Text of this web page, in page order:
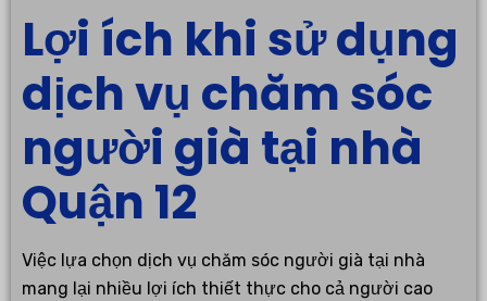
Lợi ích khi sử dụng
dịch vụ chăm sóc
người già tại nhà
Quận 12
Việc lựa chọn dịch vụ chăm sóc người già tại nhà
mang lại nhiều lợi ích thiết thực cho cả người cao